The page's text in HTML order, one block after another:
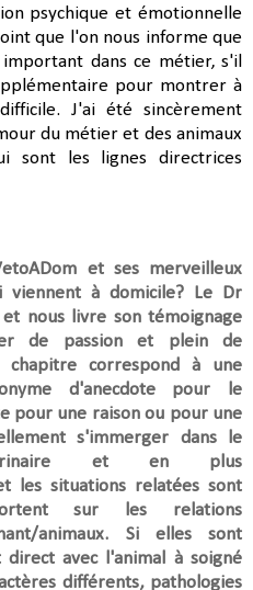
psychique et émotionnelle
que l'on nous informe que
dans ce métier, s'il
pour montrer à
J'ai été sincèrement
du métier et des animaux
sont les lignes directrices
et ses merveilleux
viennent à domicile? Le Dr
nous livre son témoignage
de passion et plein de
chapitre correspond à une
d'anecdote pour le
pour une raison ou pour une
s'immerger dans le
et en plus
les situations relatées sont
sur
les relations
animaux. Si elles sont
avec l'animal à soigné
différents, pathologies